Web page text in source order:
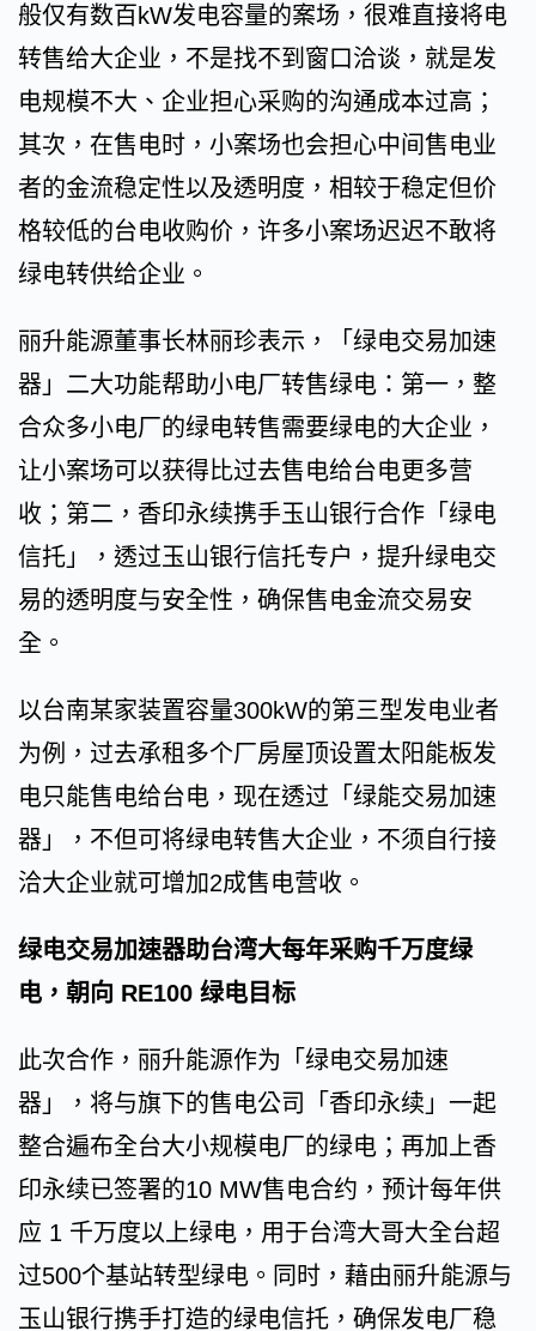
般仅有数百kW发电容量的案场，很难直接将电
转售给大企业，不是找不到窗口洽谈，就是发
电规模不大、企业担心采购的沟通成本过高；
其次，在售电时，小案场也会担心中间售电业
者的金流稳定性以及透明度，相较于稳定但价
格较低的台电收购价，许多小案场迟迟不敢将
绿电转供给企业。
丽升能源董事长林丽珍表示，「绿电交易加速
器」二大功能帮助小电厂转售绿电：第一，整
合众多小电厂的绿电转售需要绿电的大企业，
让小案场可以获得比过去售电给台电更多营
收；第二，香印永续携手玉山银行合作「绿电
信托」，透过玉山银行信托专户，提升绿电交
易的透明度与安全性，确保售电金流交易安
全。
以台南某家装置容量300kW的第三型发电业者
为例，过去承租多个厂房屋顶设置太阳能板发
电只能售电给台电，现在透过「绿能交易加速
器」，不但可将绿电转售大企业，不须自行接
洽大企业就可增加2成售电营收。
绿电交易加速器助台湾大每年采购千万度绿
电，朝向 RE100 绿电目标
此次合作，丽升能源作为「绿电交易加速
器」，将与旗下的售电公司「香印永续」一起
整合遍布全台大小规模电厂的绿电；再加上香
印永续已签署的10 MW售电合约，预计每年供
应 1 千万度以上绿电，用于台湾大哥大全台超
过500个基站转型绿电。同时，藉由丽升能源与
玉山银行携手打造的绿电信托，确保发电厂稳